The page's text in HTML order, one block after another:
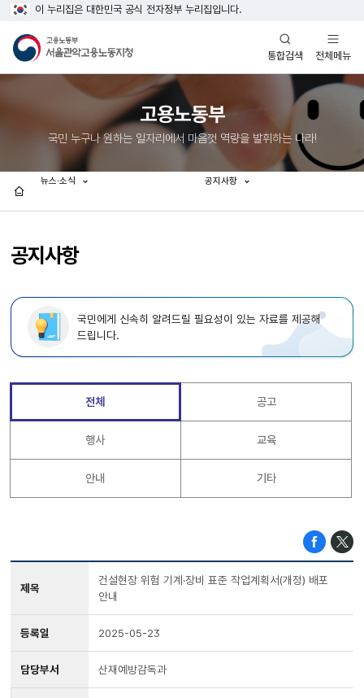
이 누리집은 대한민국 공식 전자정부 누리집입니다.
통합검색
열기
전체메뉴
열기
고용노동부
국민 누구나 원하는 일자리에서 마음껏 역량을 발휘하는 나라!
공지사항
뉴스·소식 공지사항
국민에게 신속히 알려드릴 필요성이 있는 자료를 제공해
드립니다.
전체 공고
행사 교육
안내 기타
제목
건설현장 위험 기계·장비 표준 작업계획서(개정) 배포
안내
등록일 2025-05-23
담당부서 산재예방감독과